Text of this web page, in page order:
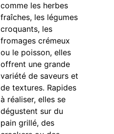
comme les herbes
fraîches, les légumes
croquants, les
fromages crémeux
ou le poisson, elles
offrent une grande
variété de saveurs et
de textures. Rapides
à réaliser, elles se
dégustent sur du
pain grillé, des